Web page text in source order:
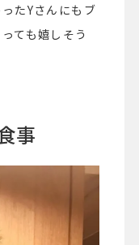
たYさんにもブ
ても嬉しそう
事